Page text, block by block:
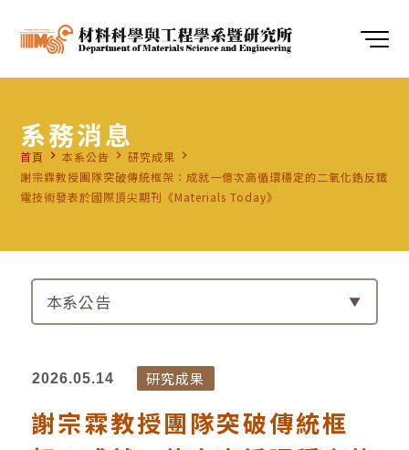
系務消息
首頁 navigate_next 本系公告 navigate_next 研究成果 navigate_next
謝宗霖教授團隊突破傳統框架：成就一億次高循環穩定的二氧化鋯反鐵
電技術發表於國際頂尖期刊《Materials Today》
本系公告
2026.05.14 研究成果
謝宗霖教授團隊突破傳統框